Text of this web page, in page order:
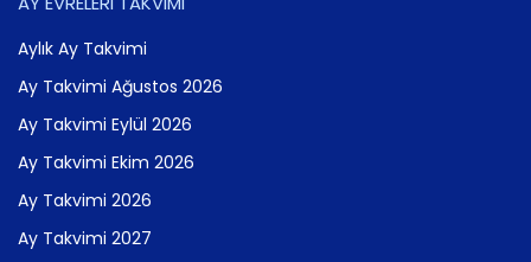
Aylık Ay Takvimi
Ay Takvimi Ağustos 2026
Ay Takvimi Eylül 2026
Ay Takvimi Ekim 2026
Ay Takvimi 2026
Ay Takvimi 2027